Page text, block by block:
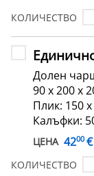
КОЛИЧЕСТВО
Долен
90 х 200 х
Плик: 150
Калъфки:
ЦЕНА 4200 €
КОЛИЧЕСТВО